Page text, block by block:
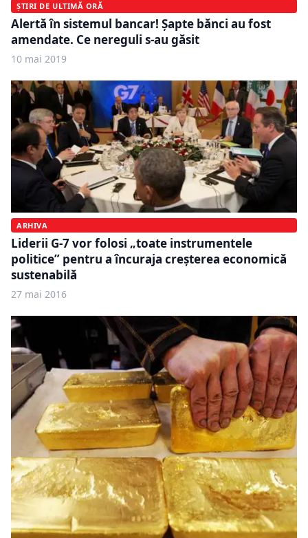
ȘTIRI DE ULTIMĂ ORĂ
Alertă în sistemul bancar! Şapte bănci au fost
amendate. Ce nereguli s-au găsit
10 mai 2019
ARHIVA
Liderii G-7 vor folosi „toate instrumentele
politice” pentru a încuraja creşterea economică
sustenabilă
27 mai 2016